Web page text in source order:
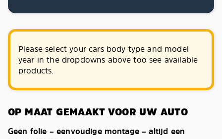
Please select your cars body type and model
year in the dropdowns above too see available
products.
OP MAAT GEMAAKT VOOR UW AUTO
Geen folie – eenvoudige montage – altijd een